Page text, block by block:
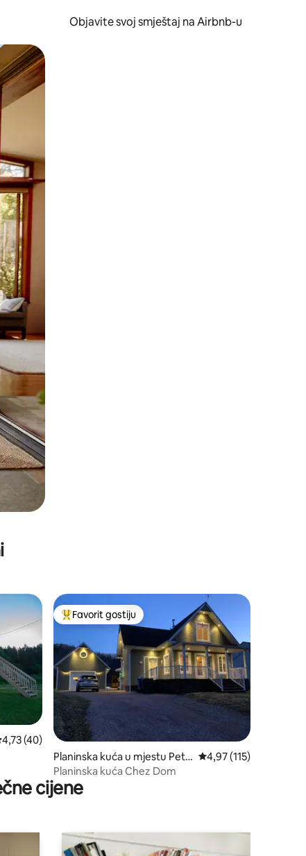
Objavite svoj smještaj na Airbnb-u
ocjena 4,73 od 5, recenzija: 40
4,73 (40)
Glavni favorit gostiju
Favorit gostiju
Planinska kuća u mjestu Petit
-Saguenay
prosječna ocjena 4,97
4,97 (115)
Planinska kuća Chez Dom
cijene